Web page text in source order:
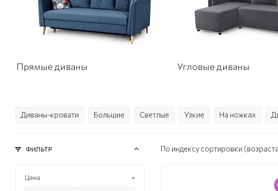
Прямые диваны Угловые диваны
Диваны-кровати Большие Светлые Узкие На ножках
По индексу сортировки
ФИЛЬТР
Цена